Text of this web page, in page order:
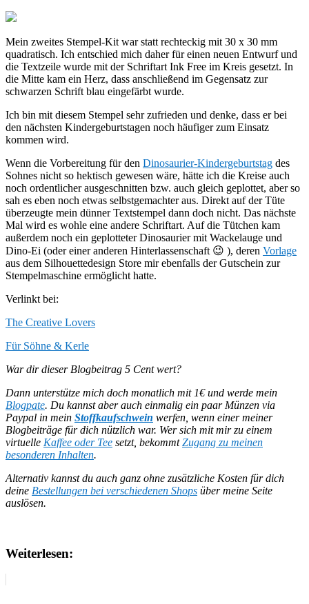
Mein zweites Stempel-Kit war statt rechteckig mit 30 x 30 mm
quadratisch. Ich entschied mich daher für einen neuen Entwurf und
die Textzeile wurde mit der Schriftart Ink Free im Kreis gesetzt. In
die Mitte kam ein Herz, dass anschließend im Gegensatz zur
schwarzen Schrift blau eingefärbt wurde.
Ich bin mit diesem Stempel sehr zufrieden und denke, dass er bei
den nächsten Kindergeburtstagen noch häufiger zum Einsatz
kommen wird.
Wenn die Vorbereitung für den Dinosaurier-Kindergeburtstag des
Sohnes nicht so hektisch gewesen wäre, hätte ich die Kreise auch
noch ordentlicher ausgeschnitten bzw. auch gleich geplottet, aber so
sah es eben noch etwas selbstgemachter aus. Direkt auf der Tüte
überzeugte mein dünner Textstempel dann doch nicht. Das nächste
Mal wird es wohle eine andere Schriftart. Auf die Tütchen kam
außerdem noch ein geplotteter Dinosaurier mit Wackelauge und
Dino-Ei (oder einer anderen Hinterlassenschaft 😉 ), deren Vorlage
aus dem Silhouettedesign Store mir ebenfalls der Gutschein zur
Stempelmaschine ermöglicht hatte.
Verlinkt bei:
The Creative Lovers
Für Söhne & Kerle
War dir dieser Blogbeitrag 5 Cent wert?
Dann unterstütze mich doch monatlich mit 1€ und werde mein
Blogpate. Du kannst aber auch einmalig ein paar Münzen via
Paypal in mein Stoffkaufschwein werfen, wenn einer meiner
Blogbeiträge für dich nützlich war. Wer sich mit mir zu einem
virtuelle Kaffee oder Tee setzt, bekommtZugang zu meinen
besonderen Inhalten.
Alternativ kannst du auch ganz ohne zusätzliche Kosten für dich
deine Bestellungen bei verschiedenen Shops über meine Seite
auslösen.
Weiterlesen: